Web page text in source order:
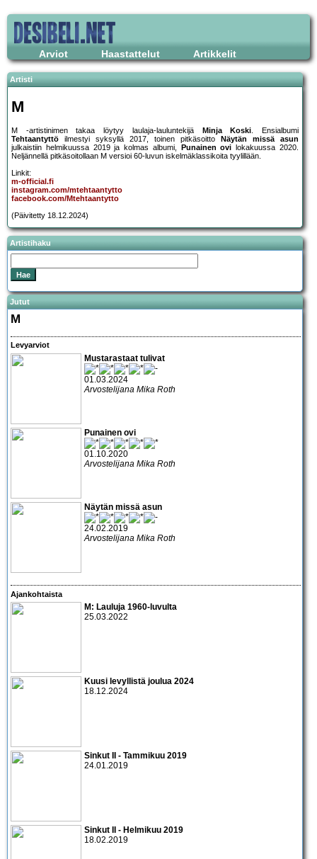
Arviot Haastattelut Artikkelit
Artisti
M
M -artistinimen takaa löytyy laulaja-lauluntekijä Minja Koski. Ensialbumi
Tehtaantyttö ilmestyi syksyllä 2017, toinen pitkäsoitto
Näytän missä asun
julkaistiin helmikuussa 2019 ja kolmas albumi,
Punainen ovi lokakuussa 2020.
Neljännellä pitkäsoitollaan M versioi 60-luvun iskelmäklassikoita tyylillään.
Linkit:
m-official.fi
instagram.com/mtehtaantytto
facebook.com/Mtehtaantytto
(Päivitetty 18.12.2024)
Artistihaku
Jutut
M
Levyarviot
Mustarastaat tulivat
01.03.2024
Arvostelijana Mika Roth
Punainen ovi
01.10.2020
Arvostelijana Mika Roth
Näytän missä asun
24.02.2019
Arvostelijana Mika Roth
Ajankohtaista
M: Lauluja 1960-luvulta
25.03.2022
Kuusi levyllistä joulua 2024
18.12.2024
Sinkut II - Tammikuu 2019
24.01.2019
Sinkut II - Helmikuu 2019
18.02.2019